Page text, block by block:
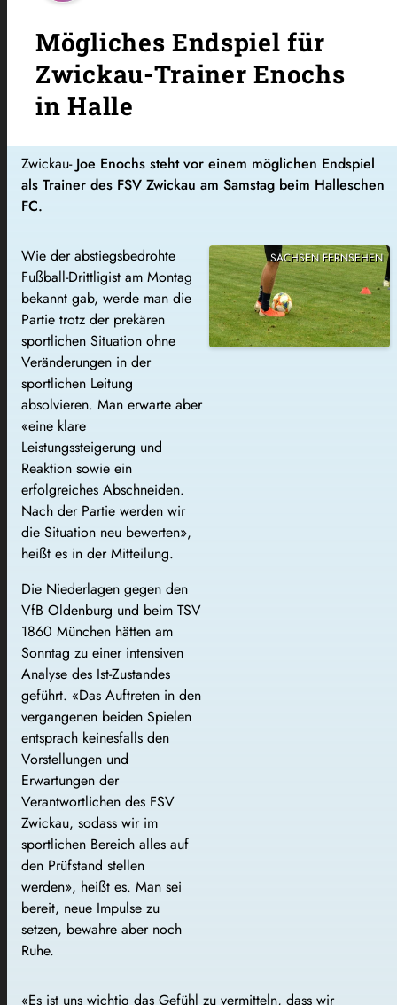
Mögliches Endspiel für
Zwickau-Trainer Enochs
in Halle
Zwickau- Joe Enochs steht vor einem möglichen Endspiel
als Trainer des FSV Zwickau am Samstag beim Halleschen
FC.
Wie der abstiegsbedrohte
Fußball-Drittligist am Montag
bekannt gab, werde man die
Partie trotz der prekären
sportlichen Situation ohne
Veränderungen in der
sportlichen Leitung
absolvieren. Man erwarte aber
«eine klare
Leistungssteigerung und
Reaktion sowie ein
erfolgreiches Abschneiden.
Nach der Partie werden wir
die Situation neu bewerten»,
heißt es in der Mitteilung.
Die Niederlagen gegen den
VfB Oldenburg und beim TSV
1860 München hätten am
Sonntag zu einer intensiven
Analyse des Ist-Zustandes
geführt. «Das Auftreten in den
vergangenen beiden Spielen
entsprach keinesfalls den
Vorstellungen und
Erwartungen der
Verantwortlichen des FSV
Zwickau, sodass wir im
sportlichen Bereich alles auf
den Prüfstand stellen
werden», heißt es. Man sei
bereit, neue Impulse zu
setzen, bewahre aber noch
Ruhe.
SACHSEN FERNSEHEN
«Es ist uns wichtig das Gefühl zu vermitteln, dass wir